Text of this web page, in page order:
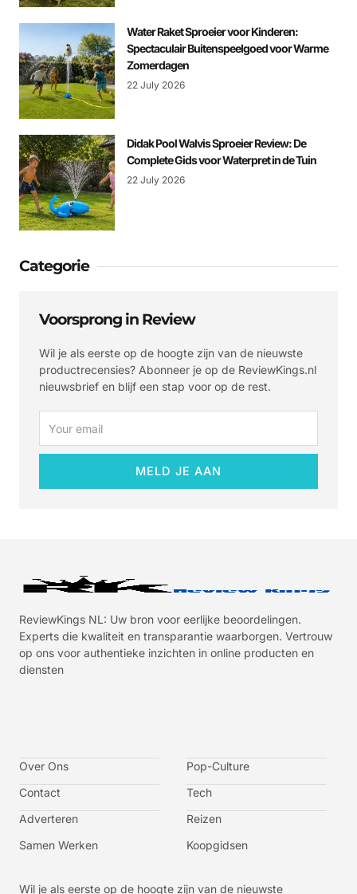
Water Raket Sproeier voor Kinderen:
Spectaculair Buitenspeelgoed voor Warme
Zomerdagen
22 July 2026
Didak Pool Walvis Sproeier Review: De
Complete Gids voor Waterpret in de Tuin
22 July 2026
Categorie
Voorsprong in Review
Wil je als eerste op de hoogte zijn van de nieuwste
productrecensies? Abonneer je op de ReviewKings.nl
nieuwsbrief en blijf een stap voor op de rest.
MELD JE AAN
ReviewKings NL: Uw bron voor eerlijke beoordelingen.
Experts die kwaliteit en transparantie waarborgen. Vertrouw
op ons voor authentieke inzichten in online producten en
diensten
-
f
c
e
o
o
-
t
i
t
e
r
-
s
g
r
m
-
-
u
b
Over Ons
Contact
Adverteren
Samen Werken
Pop-Culture
Tech
Reizen
Koopgidsen
Wil je als eerste op de hoogte zijn van de nieuwste